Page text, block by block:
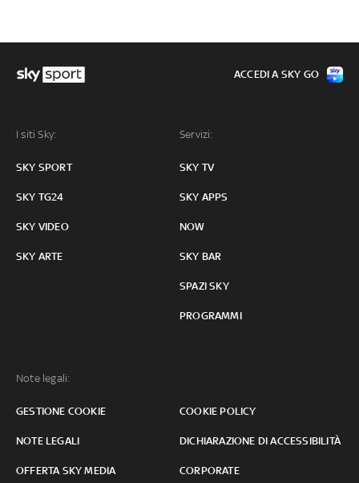
I siti Sky:
SKY SPORT
SKY TG24
SKY VIDEO
SKY ARTE
Servizi:
SKY TV
SKY APPS
NOW
SKY BAR
SPAZI SKY
PROGRAMMI
Note legali:
GESTIONE COOKIE COOKIE POLICY
NOTE LEGALI DICHIARAZIONE DI ACCESSIBILITÀ
OFFERTA SKY MEDIA CORPORATE
ACCEDI A SKY GO